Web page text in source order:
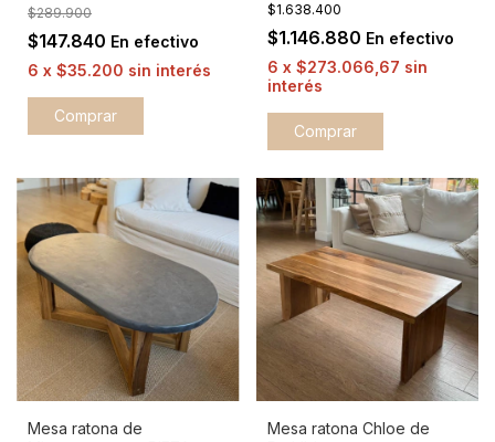
$289.900
$147.840 En efectivo
6 x $35.200 sin interés
Comprar
$1.638.400
$1.146.880 En efectivo
6 x $273.066,67 sin
interés
Comprar
Mesa ratona de
Mesa ratona Chloe de